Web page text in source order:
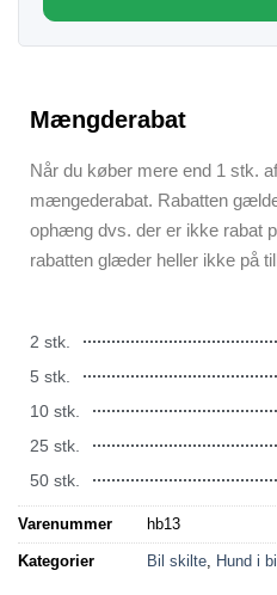
Mængderabat
Når du køber mere end 1 stk.
mængederabat. Rabatten
ophæng dvs. der er ikke rabat
rabatten glæder heller ikke på
2 stk.
5 stk.
10 stk.
25 stk.
50 stk.
Varenummer hb13
Kategorier Bil skilte, Hund i bil